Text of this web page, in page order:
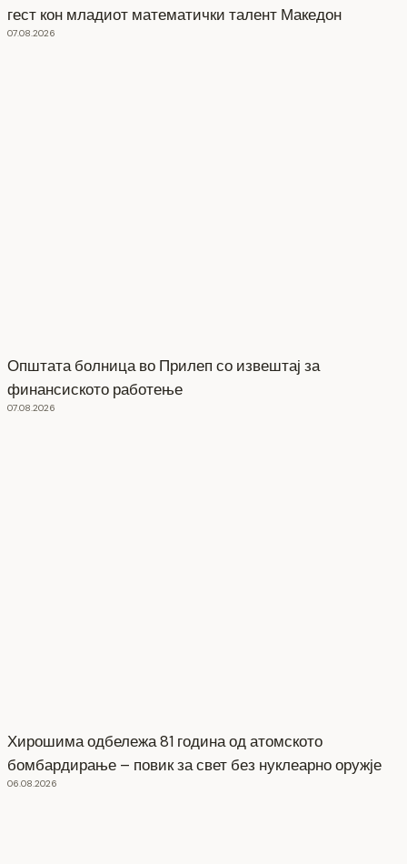
гест кон младиот математички талент Македон
07.08.2026
Општата болница во Прилеп со извештај за
финансиското работење
07.08.2026
Хирошима одбележа 81 година од атомското
бомбардирање – повик за свет без нуклеарно оружје
06.08.2026